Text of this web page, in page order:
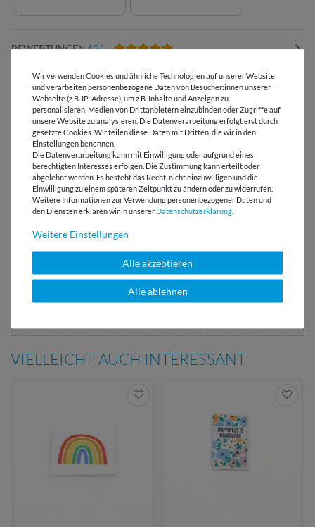
BEWERTUNGEN ( 2 )
HERSTELLERINFORMATIONEN
Versandkostenfrei ab 60 € -
Lieferung mit DHL
E-Mail Kundenservice
Antwort in 24h
Über 98% positive
Bewertungen
Über 110 Gratis
Schnittmuster für Dich
VIELLEICHT AUCH INTERESSANT
Wir verwenden Cookies und ähnliche Technologien auf unserer Website
und verarbeiten personenbezogene Daten von Besucher:innen unserer
Webseite (z.B. IP-Adresse), um z.B. Inhalte und Anzeigen zu
personalisieren, Medien von Drittanbietern einzubinden oder Zugriffe auf
unsere Website zu analysieren. Die Datenverarbeitung erfolgt erst durch
gesetzte Cookies. Wir teilen diese Daten mit Dritten, die wir in den
Einstellungen benennen.
Die Datenverarbeitung kann mit Einwilligung oder aufgrund eines
berechtigten Interesses erfolgen. Die Zustimmung kann erteilt oder
abgelehnt werden. Es besteht das Recht, nicht einzuwilligen und die
Einwilligung zu einem späteren Zeitpunkt zu ändern oder zu widerrufen.
Weitere Informationen zur Verwendung personenbezogener Daten und
den Diensten erklären wir in unserer Daten­schutz­erklärung
Weitere Einstellungen
Alle akzeptieren
Alle ablehnen